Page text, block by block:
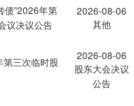
债”2026年第
议决议公告
2026-08-06
其他
三次临时股
2026-08-06
股东大会决议
公告